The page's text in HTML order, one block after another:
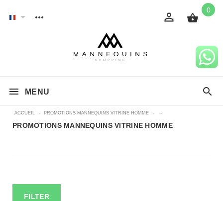
0
MENU
ACCUEIL - PROMOTIONS MANNEQUINS VITRINE HOMME - --
PROMOTIONS MANNEQUINS VITRINE HOMME
FILTER